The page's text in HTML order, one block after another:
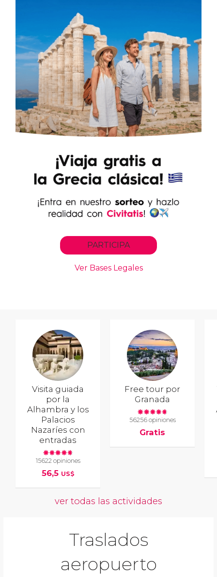
Visita guiada
por la
Alhambra y los
Palacios
Nazaríes con
entradas
15622 opiniones
56,5 US$
Free tour por
Granada
56256 opiniones
Gratis
ver todas las actividades
Traslados
aeropuerto